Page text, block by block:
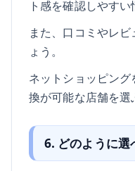
ト感を確認しやす
また、口コミやレ
ょう。
ネットショッピン
換が可能な店舗を選
6. どのように選